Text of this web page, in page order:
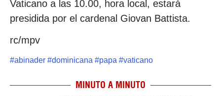
Vaticano a las 10.00, hora local, estará
presidida por el cardenal Giovan Battista.
rc/mpv
#abinader #dominicana #papa #vaticano
MINUTO A MINUTO